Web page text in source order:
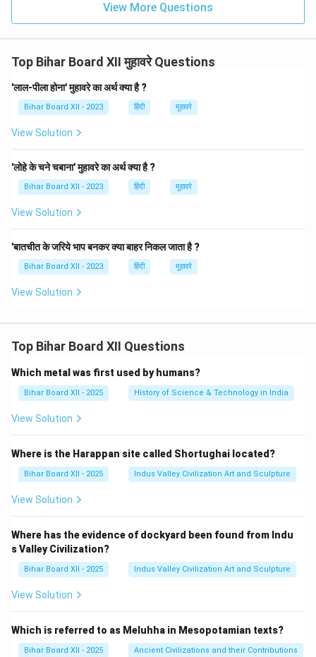
View More Questions
Top Bihar Board XII मुहावरे Questions
'लाल-पीला होना' मुहावरे का अर्थ क्या है ?
Bihar Board XII - 2023 हिंदी मुहावरे
View Solution
'लोहे के चने चबाना' मुहावरे का अर्थ क्या है ?
Bihar Board XII - 2023 हिंदी मुहावरे
View Solution
'बातचीत के जरिये भाप बनकर क्या बाहर निकल जाता है ?
Bihar Board XII - 2023 हिंदी मुहावरे
View Solution
Top Bihar Board XII Questions
Which metal was first used by humans?
Bihar Board XII - 2025 History of Science & Technology in India
View Solution
Where is the Harappan site called Shortughai located?
Bihar Board XII - 2025 Indus Valley Civilization Art and Sculpture
View Solution
Where has the evidence of dockyard been found from Indu
s Valley Civilization?
Bihar Board XII - 2025 Indus Valley Civilization Art and Sculpture
View Solution
Which is referred to as Meluhha in Mesopotamian texts?
Bihar Board XII - 2025 Ancient Civilizations and their Contributions